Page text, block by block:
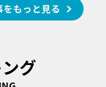
もっと見る
グ